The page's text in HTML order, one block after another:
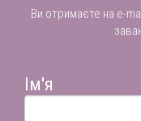
Ви отримаєте на e-
Ім'я